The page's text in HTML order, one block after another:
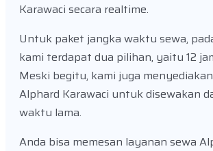
Karawaci secara realtime.
Untuk paket jangka waktu sewa,
kami terdapat dua pilihan, yaitu 12
Meski begitu, kami juga
Alphard Karawaci untuk disewakan
waktu lama.
Anda bisa memesan layanan sewa